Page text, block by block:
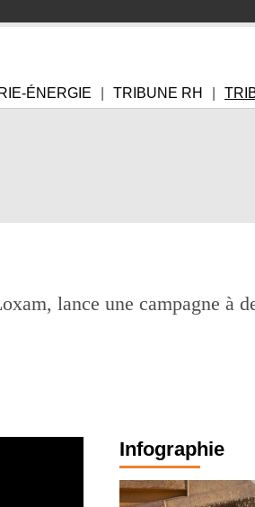
ÉNERGIE TRIBUNE RH
lance une campagne à
Infographie